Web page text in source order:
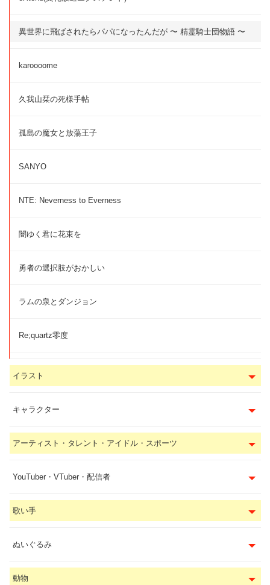
異世界に飛ばされたらパパになったんだが 〜 精霊騎士団物語 〜
karoooome
久我山栞の死様手帖
孤島の魔女と放蕩王子
SANYO
NTE: Neverness to Everness
闇ゆく君に花束を
勇者の選択肢がおかしい
ラムの泉とダンジョン
Re;quartz零度
イラスト
キャラクター
アーティスト・タレント・アイドル・スポーツ
YouTuber・VTuber・配信者
歌い手
ぬいぐるみ
動物